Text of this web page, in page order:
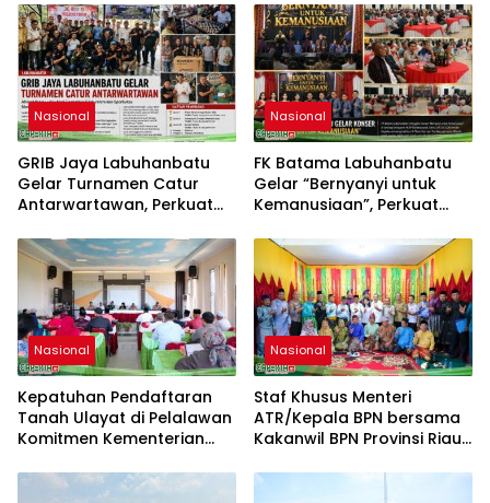
Nasional
GRIB Jaya Labuhanbatu
Gelar Turnamen Catur
Antarwartawan, Perkuat
Nasional
FK Batama Labuhanbatu
Gelar “Bernyanyi untuk
Kemanusiaan”, Perkuat
Sosial
Nasional
Kepatuhan Pendaftaran
Tanah Ulayat di Pelalawan
Komitmen Kementerian
Nasional
Staf Khusus Menteri
ATR/Kepala BPN bersama
Kakanwil BPN Provinsi Riau
Pendaftaran Tanah Ulayat